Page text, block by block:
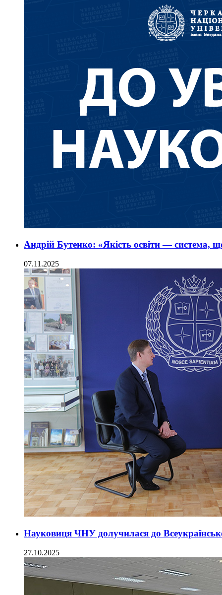
Андрій Бутенко: «Якість освіти — система,
07.11.2025
Науковиця ЧНУ долучилася до
27.10.2025